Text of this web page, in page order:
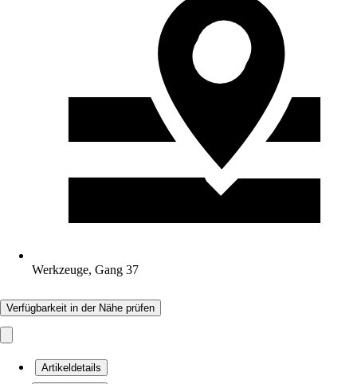
Werkzeuge, Gang 37
Verfügbarkeit in der Nähe prüfen
Artikeldetails